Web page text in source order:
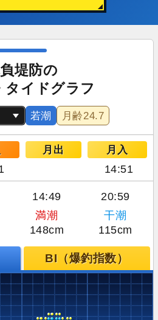
堤防の
タイドグラフ
若潮 月齢24.7
月出 月入
14:51
14:49 20:59
満潮
干潮
148cm 115cm
BI（爆釣指数）